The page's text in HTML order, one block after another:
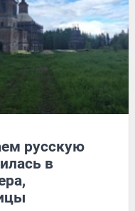
русскую
в